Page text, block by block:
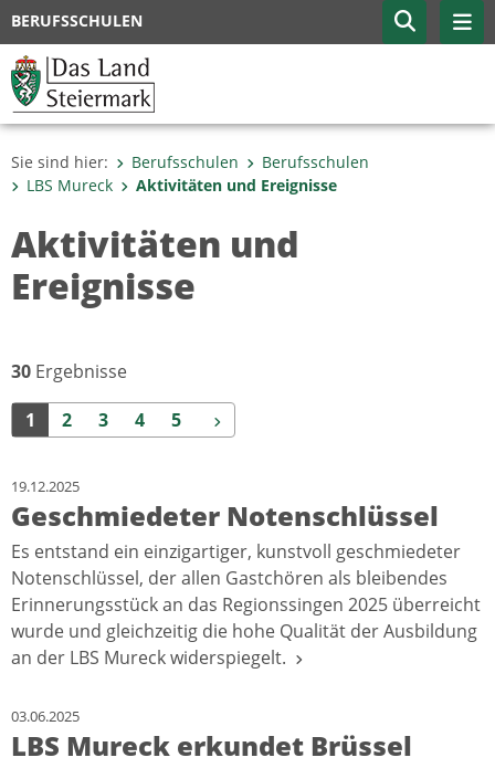
BERUFSSCHULEN
Sie sind hier: Berufsschulen
Berufsschulen
LBS Mureck
Aktivitäten und Ereignisse
Aktivitäten und
Ereignisse
30 Ergebnisse
1 2 3 4 5 Weiter
19.12.2025
Geschmiedeter Notenschlüssel
Es entstand ein einzigartiger, kunstvoll geschmiedeter
Notenschlüssel, der allen Gastchören als bleibendes
Erinnerungsstück an das Regionssingen 2025 überreicht
wurde und gleichzeitig die hohe Qualität der Ausbildung
an der LBS Mureck widerspiegelt.
03.06.2025
LBS Mureck erkundet Brüssel